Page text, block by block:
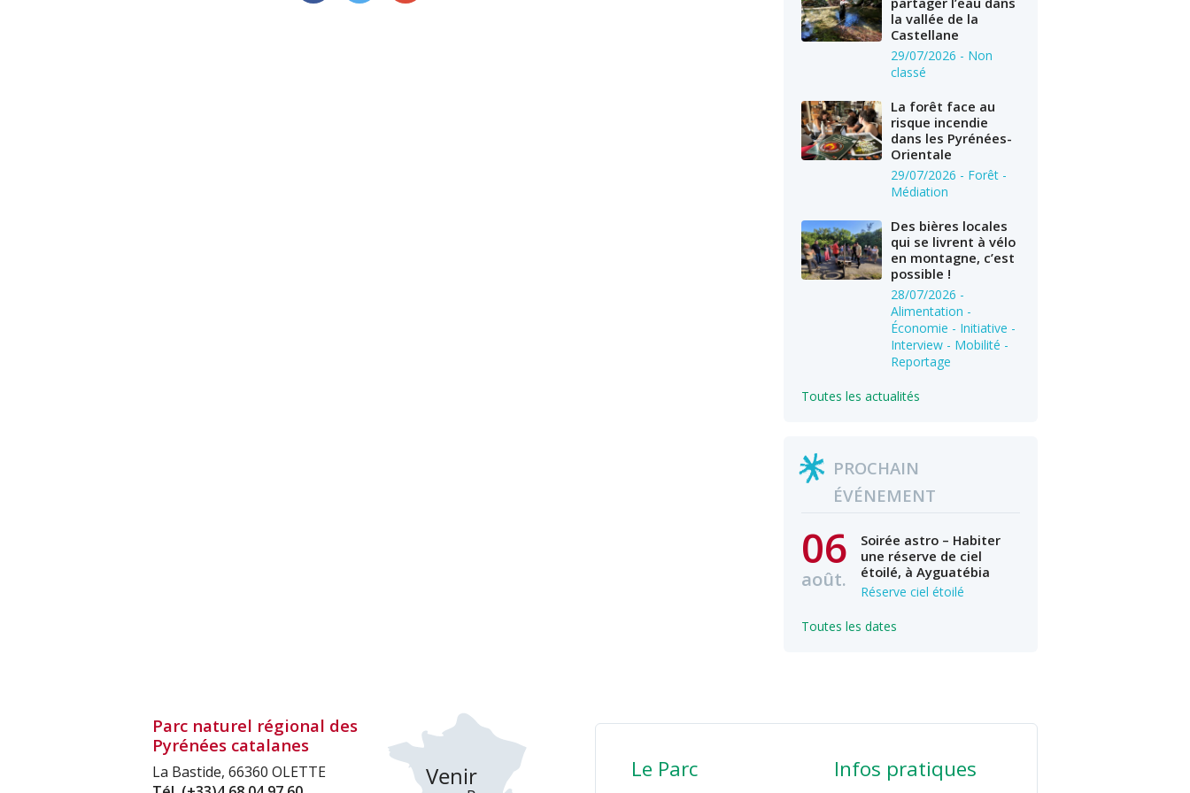
la vallée de la
Castellane
29/07/2026 - Non
classé
La forêt face au
risque incendie
dans les Pyrénées-
Orientale
29/07/2026 - Forêt -
Médiation
Des bières locales
qui se livrent à vélo
en montagne, c’est
possible !
28/07/2026 -
Alimentation -
Économie - Initiative -
Interview - Mobilité -
Reportage
Toutes les actualités
PROCHAIN
ÉVÉNEMENT
06
août.
Soirée astro – Habiter
une réserve de ciel
étoilé, à Ayguatébia
Réserve ciel étoilé
Toutes les dates
Parc naturel régional des
Pyrénées catalanes
La Bastide, 66360 OLETTE
Le Parc Infos pratiques